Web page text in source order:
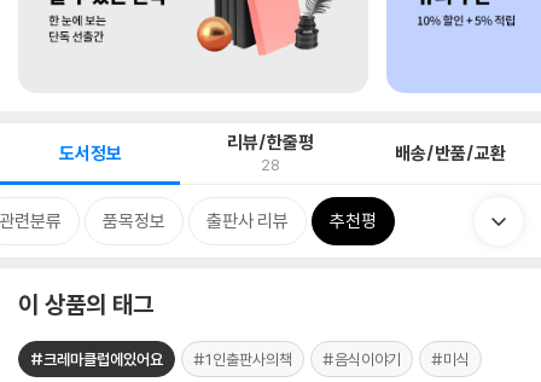
도서정보 리뷰/한줄평
28 배송/반품/교환
관련분류 품목정보 출판사 리뷰 추천평
이 상품의 태그
#크레마클럽에있어요 #1인출판사의책 #음식이야기 #미식